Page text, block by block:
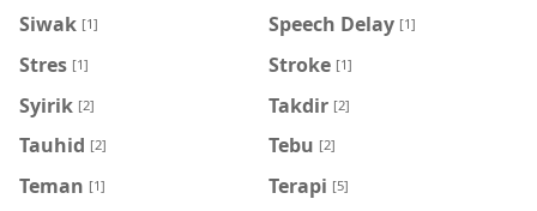
Siwak [1] Speech Delay [1]
Stres [1] Stroke [1]
Syirik [2] Takdir [2]
Tauhid [2] Tebu [2]
Teman [1] Terapi [5]